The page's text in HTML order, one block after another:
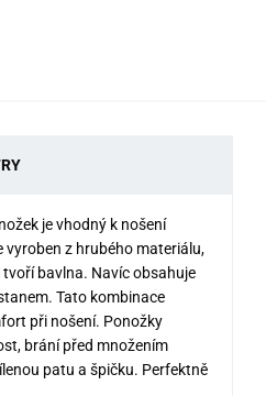
je vhodný k nošení
vyroben z hrubého materiálu,
bavlna. Navíc obsahuje
Tato kombinace
při nošení. Ponožky
brání před množením
patu a špičku. Perfektně